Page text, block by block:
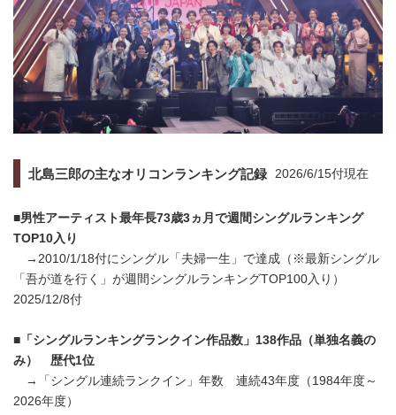
北島三郎の主なオリコンランキング記録 2026/6/15付現在
■男性アーティスト最年長73歳3ヵ月で週間シングルランキング
TOP10入り
→2010/1/18付にシングル「夫婦一生」で達成（※最新シングル
「吾が道を行く」が週間シングルランキングTOP100入り）
2025/12/8付
■「シングルランキングランクイン作品数」138作品（単独名義の
み） 歴代1位
→「シングル連続ランクイン」年数 連続43年度（1984年度～
2026年度）